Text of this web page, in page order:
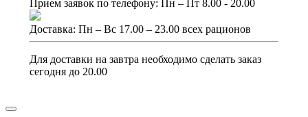
Прием заявок по телефону: Пн – Пт 8.00 - 20.00
Доставка: Пн – Вс 17.00 – 23.00 всех рационов
Для доставки на завтра необходимо сделать заказ
сегодня до 20.00